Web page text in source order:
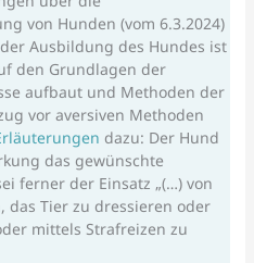
von Hunden (vom 6.3.2024)
Ausbildung des Hundes ist
den Grundlagen der
aufbaut und Methoden der
vor aversiven Methoden
dazu: Der Hund
das gewünschte
ferner der Einsatz „(…) von
das Tier zu dressieren oder
mittels Strafreizen zu